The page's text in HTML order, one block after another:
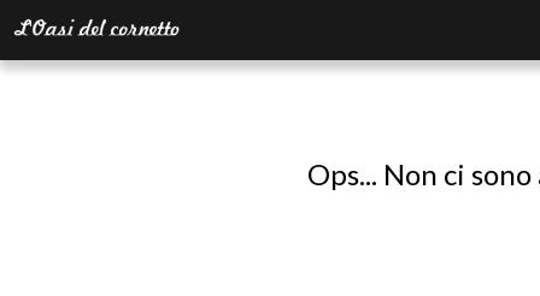
Ops... Non ci